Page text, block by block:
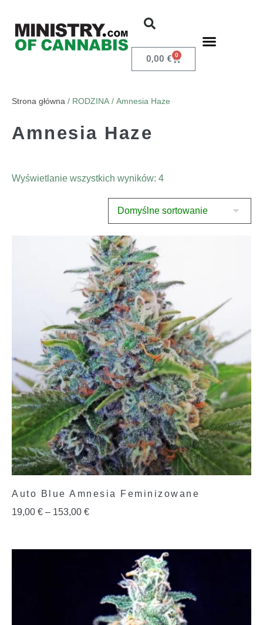
0,00 € 0
Strona główna / RODZINA / Amnesia Haze
Amnesia Haze
Wyświetlanie wszystkich wyników: 4
Auto Blue Amnesia Feminizowane
19,00 € – 153,00 €